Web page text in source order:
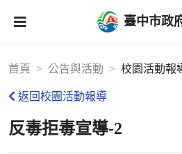
臺中市政
首頁 公告與活動 校園活動報
返回校園活動報導
反毒拒毒宣導-2